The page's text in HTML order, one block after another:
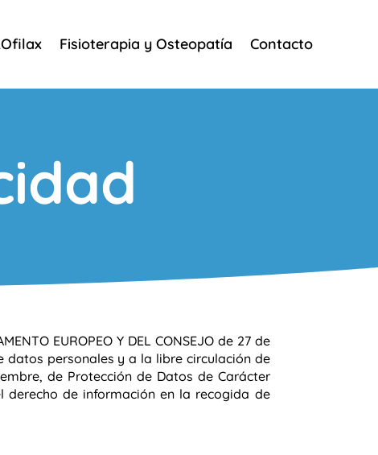
Fisioterapia y Osteopatía Contacto
EUROPEO Y DEL CONSEJO de 27 de
personales y a la libre circulación de
de Protección de Datos de Carácter
derecho de información en la recogida de